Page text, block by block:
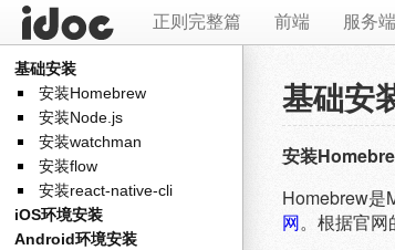
正则完整篇 前端 服务端
基础安装
安装Homebrew
安装Node.js
安装watchman
安装flow
安装react-native-cli
iOS环境安装
Android环境安装
基础安
安装
Homebrew是
网。根据官网